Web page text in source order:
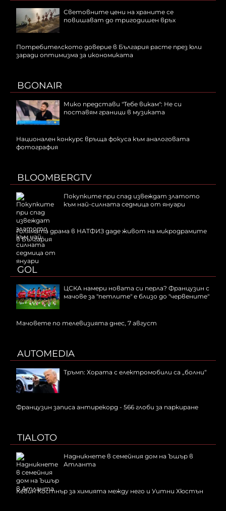
Световните цени на храните се
повишават до тригодишен връх
Потребителското доверие в България расте през юли
заради оптимизма за икономиката
BGONAIR
Мико представи "Тебе викам": Не си
поставям граници в музиката
Национален конкурс връща фокуса към аналоговата
фотография
BLOOMBERGTV
Покупките при спад извеждат златото
към най-силната седмица от януари
Голямата драма в НАТФИЗ даде живот на микродрамите
в България
GOL
ЦСКА намери новата си перла? Французин с
мачове за "петлите" е близо до "червените"
Мачовете по телевизията днес, 7 август
AUTOMEDIA
Тръмп: Хората с електромобили са „болни“
Французин записа антирекорд - 566 глоби за паркиране
TIALOTO
Надникнете в семейния дом на Ъшър в
Атланта
Кевин Костнър за химията между него и Уитни Хюстън